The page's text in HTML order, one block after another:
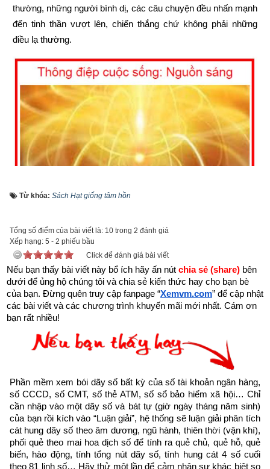
thường, những người bình dị, các câu chuyện đều nhấn mạnh
đến tinh thần vượt lên, chiến thắng chứ không phải những
điều lạ thường.
Với mong muốn góp một phần nhỏ bé lan truyền những thông
điệp tích cực truyền cảm hứng về cuộc sống, tình yêu nhằm
giúp những người đang tuyệt vọng bế tắc trong cuộc sống trở
lên mạnh mẽ hơn, giúp họ vực dậy tinh thần, vượt qua nghịch
cảnh để viết tiếp hành trình ước mơ, đạt được thành công
trong cuộc sống,
giả trọn bộ 11
cuốn sách Hạt giống tâm hồn
https://xemvm.com/thu-vien-ebooks/sach-ky-nang-song/link-
tai-sach-hat-giong-tam-hon-pdf-10.html
để tải về Ebook Sách Hạt giống tâm hồn hoặc liên hệ Zalo:
0926.138.186 để nhận trực tiếp file pdf.
Sau đây là Câu chuyện về Nguồn sáng được trích từ Cuốn
“Hạt giống tâm hồn tập 4” của nhà xuất bản tổng hợp TP. Hồ
Từ khóa: Sách Hạt giống tâm hồn
Tổng số điểm của bài viết là: 10 trong 2 đánh giá
Xếp hạng: 5 - 2 phiếu bầu
Click để đánh giá bài viết
Nếu bạn thấy bài viết này bổ ích hãy ấn nút chia sẻ (share) bên
dưới để ủng hộ chúng tôi và chia sẻ kiến thức hay cho bạn bè
của bạn. Đừng quên truy cập fanpage “Xemvm.com” để cập nhật
các bài viết và các chương trình khuyến mãi mới nhất. Cám ơn
bạn rất nhiều!
Phần mềm xem bói dãy số bất kỳ của số tài khoản ngân hàng,
số CCCD, số CMT, số thẻ ATM, số sổ bảo hiểm xã hội… Chỉ
cần nhập vào một dãy số và bát tự (giờ ngày tháng năm sinh)
của bạn rồi kích vào “Luận giải”, hệ thống sẽ luận giải phân tích
cát hung dãy số theo âm dương, ngũ hành, thiên thời (vận khí),
phối quẻ theo mai hoa dịch số để tính ra quẻ chủ, quẻ hỗ, quẻ
biến, hào động, tính tổng nút dãy số, tính hung cát 4 số cuối
theo 81 linh số… Hãy thử một lần để cảm nhận sự khác biệt so